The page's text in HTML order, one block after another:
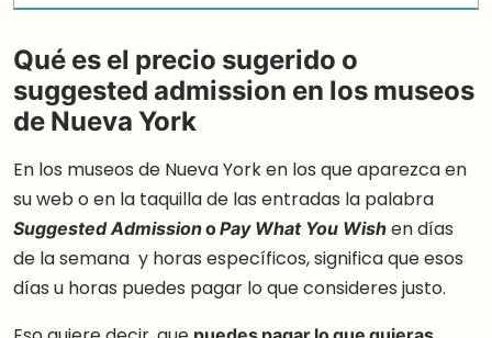
Qué es el precio sugerido o
suggested admission en los museos
de Nueva York
En los museos de Nueva York en los que aparezca en
su web o en la taquilla de las entradas la palabra
Suggested AdmissionoPay What You Wish en días
de la semana y horas específicos, significa que esos
días u horas puedes pagar lo que consideres justo.